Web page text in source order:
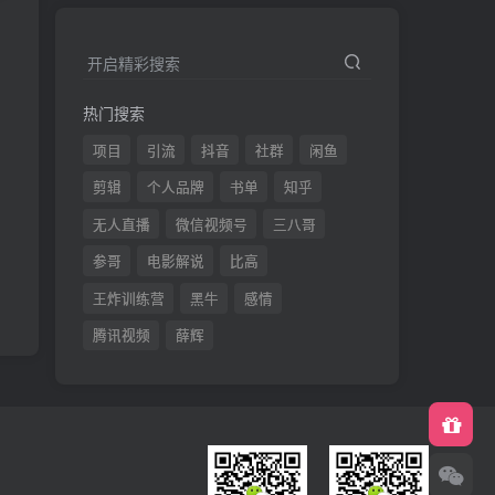
开启精彩搜索
热门搜索
项目 引流 抖音 社群
闲鱼
剪辑
个人品牌 书单
知乎
无人直播
微信视频号
三八哥
参哥
电影解说
比高
王炸训练营
黑牛
感情
腾讯视频
薛辉